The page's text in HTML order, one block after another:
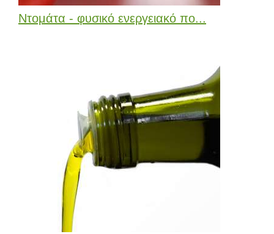
Ντομάτα - φυσικό ενεργειακό πο...